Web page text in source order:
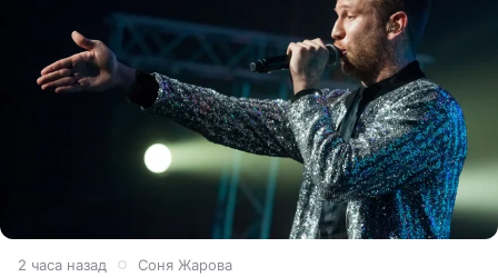
2 часа назад Соня Жарова